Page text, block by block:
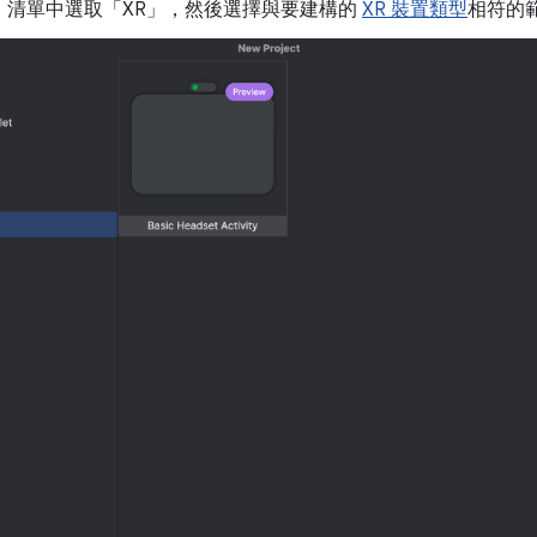
清單中選取「XR」 ，然後選擇與要建構的 XR 裝置類型相符的